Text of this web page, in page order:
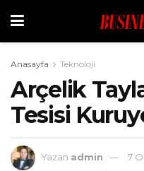
Anasayfa Teknoloji
Arçelik
Tesisi
Yazan admin
7